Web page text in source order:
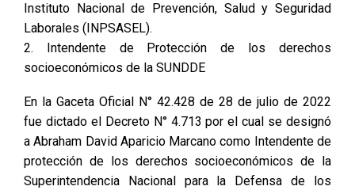
Instituto Nacional de Prevención, Salud y Seguridad
Laborales (INPSASEL).
2. Intendente de Protección de los derechos
socioeconómicos de la SUNDDE
En la Gaceta Oficial N° 42.428 de 28 de julio de 2022
fue dictado el Decreto N° 4.713 por el cual se designó
a Abraham David Aparicio Marcano como Intendente de
protección de los derechos socioeconómicos de la
Superintendencia Nacional para la Defensa de los